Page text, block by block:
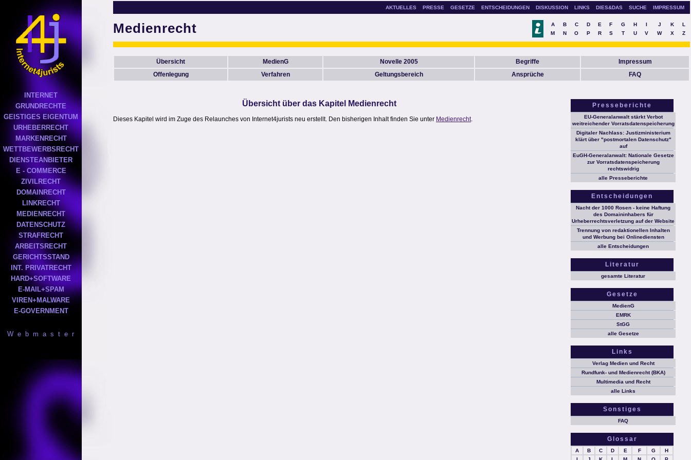
INTERNET
GRUNDRECHTE
GEISTIGES EIGENTUM
URHEBERRECHT
MARKENRECHT
WETTBEWERBSRECHT
DIENSTEANBIETER
E - COMMERCE
ZIVILRECHT
DOMAINRECHT
LINKRECHT
MEDIENRECHT
DATENSCHUTZ
STRAFRECHT
ARBEITSRECHT
GERICHTSSTAND
INT. PRIVATRECHT
HARD+SOFTWARE
E-MAIL+SPAM
VIREN+MALWARE
E-GOVERNMENT
W e b m a s t e r
AKTUELLES PRESSE GESETZE ENTSCHEIDUNGEN DISKUSSION LINKS DIES&DAS SUCHE IMPRESSUM
Medienrecht A B C D E F G H I J K
L
M
N O P R S T U V W X Z
Übersicht MedienG Novelle 2005 Begriffe
Impressum
Offenlegung
Verfahren Geltungsbereich Ansprüche FAQ
Übersicht über das Kapitel Medienrecht
Dieses Kapitel wird im Zuge des Relaunches von Internet4jurists neu erstellt. Den bisherigen Inhalt finden Sie unter Medienrecht.
Presseberichte
EU-Generalanwalt stärkt Verbot
weitreichender Vorratsdatenspeicherung
Digitaler Nachlass: Justizministerium
klärt über "postmortalen Datenschutz"
auf
EuGH-Generalanwalt: Nationale Gesetze
zur Vorratsdatenspeicherung
rechtswidrig
alle Presseberichte
Entscheidungen
Nacht der 1000 Rosen - keine Haftung
des Domaininhabers für
Urheberrechtsverletzung auf der Website
Trennung von redaktionellen Inhalten
und Werbung bei Onlinediensten
alle Entscheidungen
Literatur
gesamte Literatur
Gesetze
MedienG
EMRK
StGG
alle Gesetze
Links
Verlag Medien und Recht
Rundfunk- und Medienrecht (BKA)
Multimedia und Recht
alle Links
Sonstiges
FAQ
Glossar
A B C D E F G
H